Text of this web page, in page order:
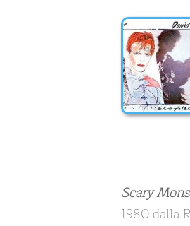
Scary
1980 dalla